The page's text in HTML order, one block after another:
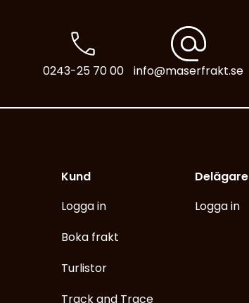
0243-25 70 00 info@maserfrakt.se
Kund
Logga in
Boka frakt
Turlistor
Track and Trace
Delägare
Logga in